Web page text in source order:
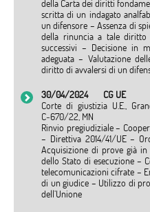
della Carta dei diritti
scritta di un indagato
un difensore – Assenza di
della rinuncia a tale
successivi – Decisione in
adeguata – Valutazione
diritto di avvalersi di un
30/04/2024
CG UE
Corte di giustizia U.E.,
C‑670/22, MN
Rinvio pregiudiziale –
– Direttiva 2014/41/UE –
Acquisizione di prove già
dello Stato di esecuzione –
telecomunicazioni cifrate –
di un giudice – Utilizzo di
dell’Unione